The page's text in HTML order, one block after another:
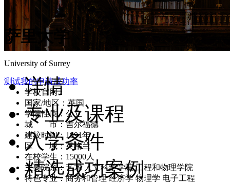
萨里大学
University of Surrey
测试我的申请成功率
学校官网：
国家/地区：英国
学院性质：公立
城 市：吉尔福德
建校时间：1891年
区 域：英格兰
在校学生：15000人
主要院系：艺术 人文科学学院 工程和物理学院
特色专业：商务和管理 经济学 物理学 电子工程
详情
专业及课程
入学条件
精选成功案例